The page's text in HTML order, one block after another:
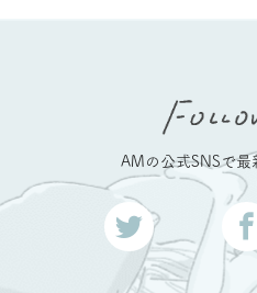
AMの公式SNSで最